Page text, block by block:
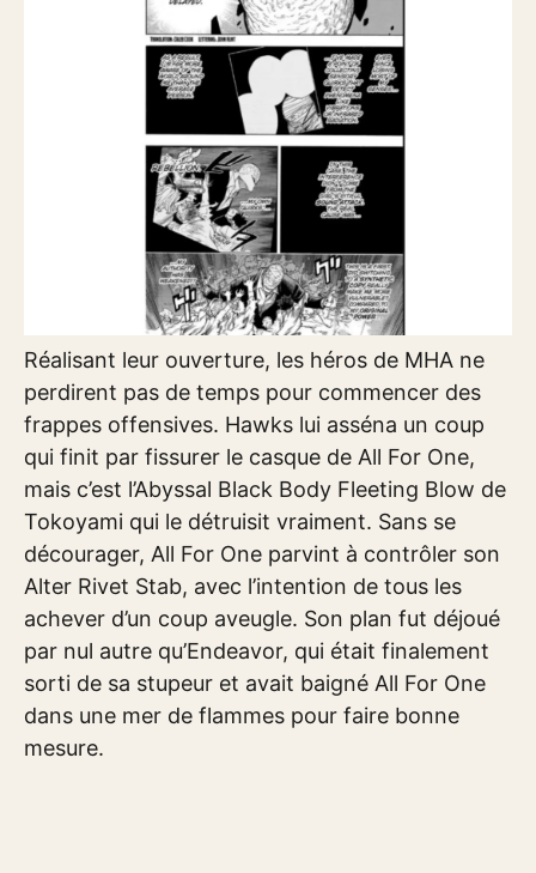
Réalisant leur ouverture, les héros de MHA ne
perdirent pas de temps pour commencer des
frappes offensives. Hawks lui asséna un coup
qui finit par fissurer le casque de All For One,
mais c’est l’Abyssal Black Body Fleeting Blow de
Tokoyami qui le détruisit vraiment. Sans se
décourager, All For One parvint à contrôler son
Alter Rivet Stab, avec l’intention de tous les
achever d’un coup aveugle. Son plan fut déjoué
par nul autre qu’Endeavor, qui était finalement
sorti de sa stupeur et avait baigné All For One
dans une mer de flammes pour faire bonne
mesure.